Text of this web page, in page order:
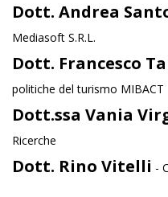
Dott. Andrea
Mediasoft S.R.L.
Dott. Francesco
politiche del turismo MIBACT
Dott.ssa Vania
Ricerche
Dott. Rino Vitelli -